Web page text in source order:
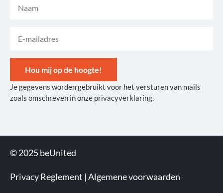
Hou mij op de hoogte!
Alternative:
Je gegevens worden gebruikt voor het versturen van mails
zoals omschreven in onze privacyverklaring.
© 2025 beUnited
Privacy Reglement |Algemene voorwaarden